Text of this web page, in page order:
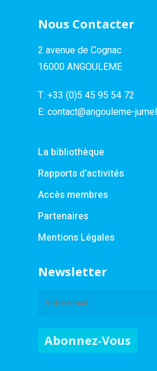
Nous Contacter
2 avenue de Cognac
16000 ANGOULEME
T: +33 (0)5 45 95 54 72
E: contact@angouleme-
La bibliothèque
Rapports d’activités
Accès membres
Partenaires
Mentions Légales
Newsletter